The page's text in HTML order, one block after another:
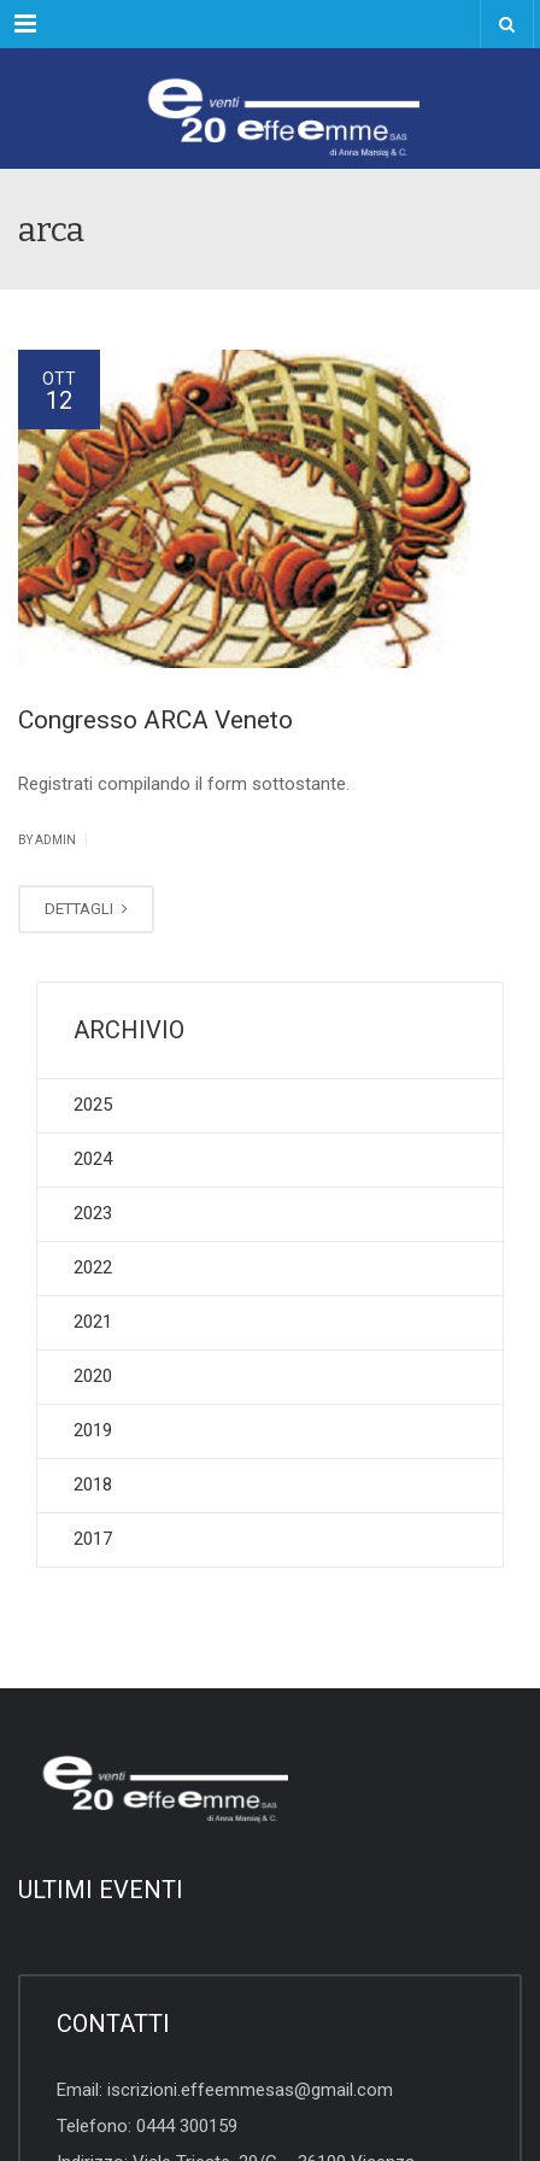
Menu
arca
OTT
12
Congresso ARCA Veneto
Registrati compilando il form sottostante.
BY ADMIN
DETTAGLI
ARCHIVIO
2025
2024
2023
2022
2021
2020
2019
2018
2017
ULTIMI EVENTI
CONTATTI
Email: iscrizioni.effeemmesas@gmail.com
Telefono: 0444 300159